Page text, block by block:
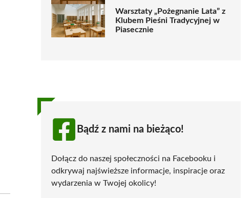
Warsztaty „Pożegnanie Lata” z
Klubem Pieśni Tradycyjnej w
Piasecznie
Bądź z nami na bieżąco!
Dołącz do naszej społeczności na Facebooku i
odkrywaj najświeższe informacje, inspiracje oraz
wydarzenia w Twojej okolicy!